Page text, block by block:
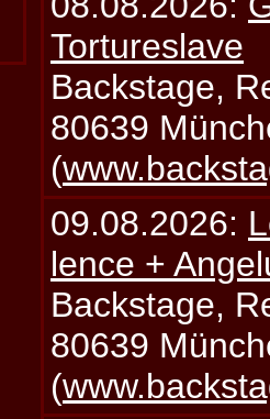
Tortureslave
Backstage,
80639
(
09.08.2026:
lence +
Backstage,
80639
(